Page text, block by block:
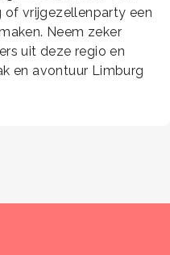
vrijgezellenparty een
Neem zeker
uit deze regio en
en avontuur Limburg